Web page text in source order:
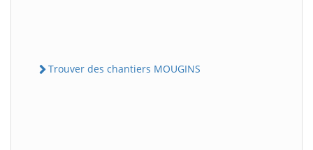
Trouver des chantiers MOUGINS